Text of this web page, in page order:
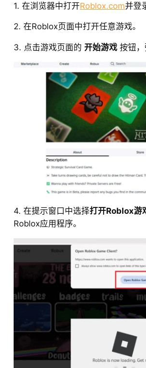
1. 在浏览器中打开Roblox.com并登
2. 在Roblox页面中打开任意游戏。
3. 点击游戏页面的 开始游戏 按钮，
4. 在提示窗口中选择打开Roblox游
Roblox应用程序。